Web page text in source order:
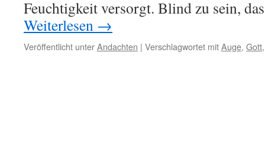
Feuchtigkeit versorgt. Blind zu sein,
Weiterlesen →
Veröffentlicht unterAndachten | Verschlagwortet mitAuge, Gott